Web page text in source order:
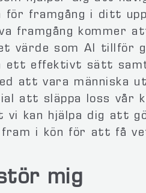
för framgång i ditt
framgång kommer
värde som AI tillför
ett effektivt sätt
att vara människa
att släppa loss vår
vi kan hjälpa dig att
fram i kön för att få
mig